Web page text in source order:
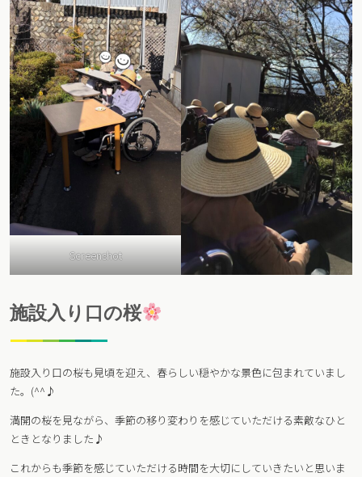
Screenshot
施設入り口の桜
施設入り口の桜も見頃を迎え、春らしい穏やかな景色に包まれていまし
た。(^^♪
満開の桜を見ながら、季節の移り変わりを感じていただける素敵なひと
ときとなりました♪
これからも季節を感じていただける時間を大切にしていきたいと思いま